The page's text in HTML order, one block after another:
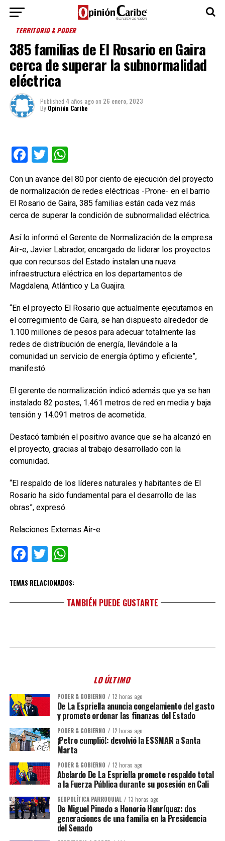
TERRITORIO & PODER
385 familias de El Rosario en Gaira
cerca de superar la subnormalidad
eléctrica
Published 4 años agoon 26 enero, 2023
By Opinión Caribe
Facebook
TwitterWhatsApp
Con un avance del 80 por ciento de ejecución del proyecto
de normalización de redes eléctricas -Prone- en el barrio
El Rosario de Gaira, 385 familias están cada vez más
cerca de superar la condición de subnormalidad eléctrica.
Así lo informó el Gerente de Normalización de la empresa
Air-e, Javier Labrador, encargado de liderar los proyectos
que con recursos del Estado instalan una nueva
infraestructura eléctrica en los departamentos de
Magdalena, Atlántico y La Guajira.
“En el proyecto El Rosario que actualmente ejecutamos en
el corregimiento de Gaira, se han dispuesto alrededor de
1.100 millones de pesos para adecuar totalmente las
redes de distribución de energía, llevándole a la
comunidad un servicio de energía óptimo y eficiente”,
manifestó.
El gerente de normalización indicó además que ya se han
instalado 82 postes, 1.461 metros de red en media y baja
tensión y 14.091 metros de acometida.
Destacó también el positivo avance que se ha alcanzó en
el proyecto, gracias al trabajo desarrollado con la
comunidad.
“El respaldo de los líderes naturales y habitantes de El
Rosario ha sido fundamental para el desarrollo de las
obras”, expresó.
Relaciones Externas Air-e
Facebook
TwitterWhatsApp
TEMAS RELACIONADOS:
TAMBIÉN PUEDE GUSTARTE
LO ÚLTIMO
PODER & GOBIERNO 12 horas ago
De La Espriella anuncia congelamiento del gasto
y promete ordenar las finanzas del Estado
PODER & GOBIERNO 12 horas ago
¡Petro cumplió!: devolvió la ESSMAR a Santa
Marta
PODER & GOBIERNO 12 horas ago
Abelardo De La Espriella promete respaldo total
a la Fuerza Pública durante su posesión en Cali
GEOPOLÍTICA PARROQUIAL 13 horas ago
De Miguel Pinedo a Honorio Henríquez: dos
generaciones de una familia en la Presidencia
del Senado